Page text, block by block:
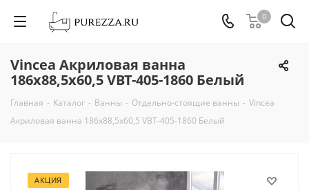
0
Vincea Акриловая ванна
186х88,5х60,5 VBT-405-1860 Белый
Главная - Каталог - Ванны - Отдельно-стоящие ванны - Vincea
Акриловая ванна 186х88,5х60,5 VBT-405-1860 Белый
АКЦИЯ